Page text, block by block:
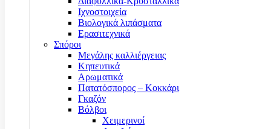
Ιχνοστοιχεία
Βιολογικά λιπάσματα
Ερασιτεχνικά
Σπόροι
Μεγάλης καλλιέργειας
Κηπευτικά
Αρωματικά
Πατατόσπορος – Κοκκάρι
Γκαζόν
Βόλβοι
Χειμερινοί